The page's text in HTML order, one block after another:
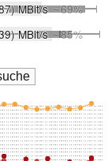
MBit/s∼69%
MBit/s∼85%